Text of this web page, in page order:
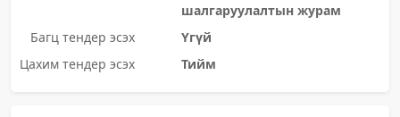
шалгаруулалтын журам
Багц тендер эсэх
Үгүй
Цахим тендер эсэх
Тийм